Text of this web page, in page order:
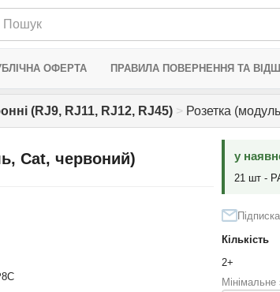
ОФЕРТА ПРАВИЛА ПОВЕРНЕННЯ ТА
(RJ9, RJ11, RJ12, RJ45) > Розетка
Cat, червоний) у
21 шт -
Кількість
2+